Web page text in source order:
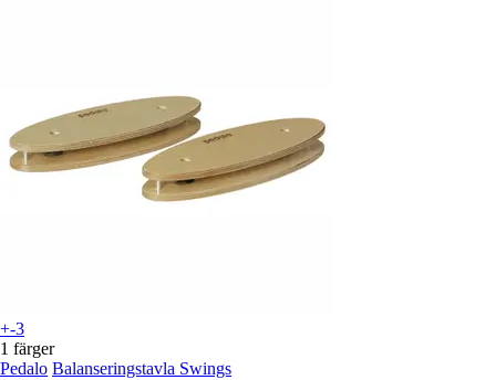
+-3
1 färger
Pedalo Balanseringstavla Swings